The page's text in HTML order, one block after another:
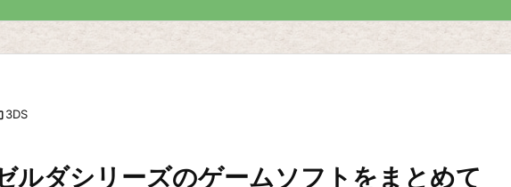
3DS
ルダシリーズのゲームソフトをまとめて